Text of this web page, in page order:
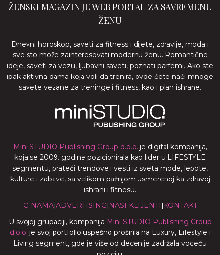
ŽENSKI MAGAZIN JE WEB PORTAL ZA SAVREMENU
ŽENU
Dnevni horoskop, saveti za fitness i dijete, zdravlje, moda i
sve sto može zainteresovati modernu ženu. Romantične
ideje, saveti za vezu, ljubavni saveti, poznati parfemi. Ako ste
ipak aktivna dama koja voli da trenira, ovde ćete naći mnoge
savete vezane za treninge i fitness, kao i plan ishrane.
Mini STUDIO Publishing Group d.o.o. je digital kompanija,
koja se 2009. godine pozicionirala kao lider u LIFESTYLE
segmentu, prateći trendove i vesti iz sveta mode, lepote,
kulture i zabave, sa velikom pažnjom usmerenoj ka zdravoj
ishrani i fitnesu.
O NAMA|ADVERTISING| NASI KLIJENTI | KONTAKT
U svojoj grupaciji, kompanija Mini STUDIO Publishing Group
d.o.o. je svoj portfolio uspešno proširila na Luxury, Lifestyle i
Living segment, gde je više od decenije zadržala vodeću